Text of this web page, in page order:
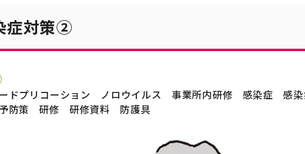
症対策②
ドプリコーション ノロウイルス 事業所内研修 感染症
感
防策 研修 研修資料 防護具